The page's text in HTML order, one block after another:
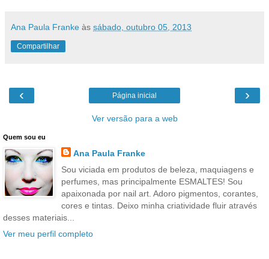
Ana Paula Franke às sábado, outubro 05, 2013
Compartilhar
‹ ›
Página inicial
Ver versão para a web
Quem sou eu
Ana Paula Franke
Sou viciada em produtos de beleza, maquiagens e
perfumes, mas principalmente ESMALTES! Sou
apaixonada por nail art. Adoro pigmentos, corantes,
cores e tintas. Deixo minha criatividade fluir através
desses materiais...
Ver meu perfil completo